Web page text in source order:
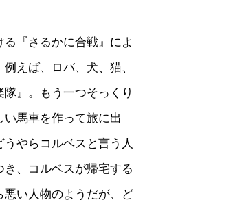
『さるかに合戦』によ
えば、ロバ、犬、猫、
』。もう一つそっくり
馬車を作って旅に出
やらコルベスと言う人
、コルベスが帰宅する
い人物のようだが、ど